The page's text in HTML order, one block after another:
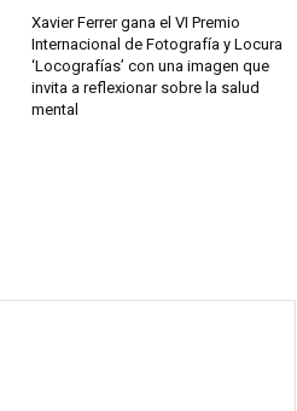
Xavier Ferrer gana el VI Premio
Internacional de Fotografía y Locura
‘Locografías’ con una imagen que
invita a reflexionar sobre la salud
mental